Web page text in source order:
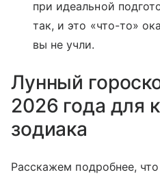
при идеальной
так, и это «что-то»
вы не учли.
Лунный
2026 года для
зодиака
Расскажем подробнее,